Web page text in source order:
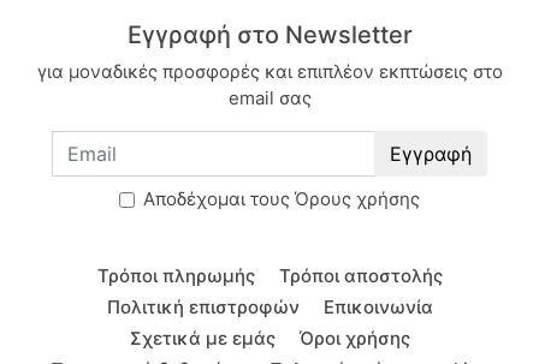
Εγγραφή στο Newsletter
για μοναδικές προσφορές και επιπλέον εκπτώσεις στο
email σας
Εγγραφή
Aποδέχομαι τους Όρους χρήσης
Τρόποι πληρωμής
Τρόποι αποστολής
Πολιτική επιστροφών
Επικοινωνία
Σχετικά με εμάς
Όροι χρήσης